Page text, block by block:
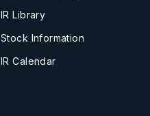
IR Library
Stock Information
IR Calendar